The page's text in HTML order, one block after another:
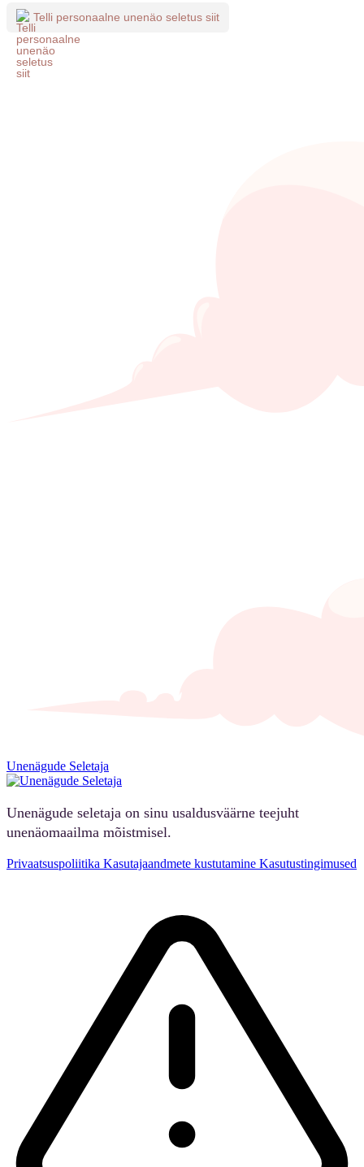
Telli personaalne unenäo seletus siit
Unenägude Seletaja
Unenägude seletaja on sinu usaldusväärne teejuht
unenäomaailma mõistmisel.
Privaatsuspoliitika Kasutajaandmete kustutamine Kasutustingimused